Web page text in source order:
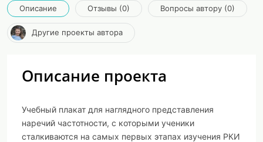
Описание Отзывы (0) Вопросы автору (0)
Другие проекты автора
Описание проекта
Учебный плакат для наглядного представления
наречий частотности, с которыми ученики
сталкиваются на самых первых этапах изучения РКИ